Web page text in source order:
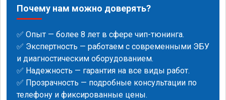
Почему нам можно доверять?
✅ Опыт — более 8 лет в сфере чип-тюнинга.
✅ Экспертность — работаем с современными ЭБУ
и диагностическим оборудованием.
✅ Надежность — гарантия на все виды работ.
✅ Прозрачность — подробные консультации по
телефону и фиксированные цены.